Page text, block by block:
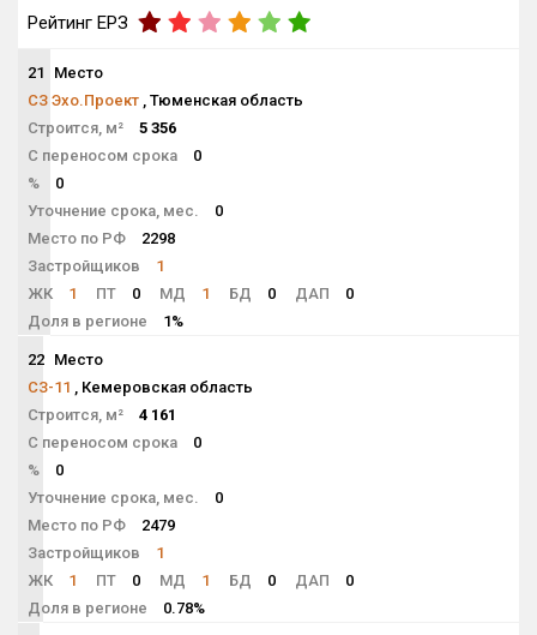
до
Рейтинг ЕРЗ
21
Место
СЗ Эхо.Проект , Тюменская область
Строится, м²
5 356
С переносом срока
0
%
0
Уточнение срока, мес.
0
Место по РФ
2298
Застройщиков
1
ЖК
1 ПТ 0 МД 1 БД 0 ДАП
0
Доля в регионе
1%
22 Место
СЗ-11 , Кемеровская область
Строится, м²
4 161
С переносом срока
0
%
0
Уточнение срока, мес.
0
Место по РФ
2479
Застройщиков
1
ЖК
1 ПТ 0 МД 1 БД 0 ДАП
0
Доля в регионе
0.78%